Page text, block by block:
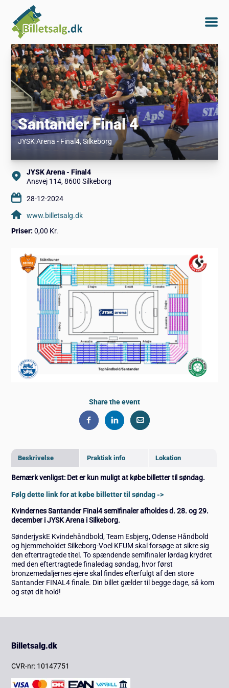
Santander Final 4
JYSK Arena - Final4, Silkeborg
Beskrivelse Praktisk info Lokation
Bemærk venligst: Det er kun muligt at købe billetter til søndag.
Følg dette link for at købe billetter til søndag ->
Kvindernes Santander Final4 semifinaler afholdes d. 28. og 29.
decemberi JYSK Arena i Silkeborg.
SønderjyskE Kvindehåndbold, Team Esbjerg, Odense Håndbold
og hjemmeholdet Silkeborg-Voel KFUM skal forsøge at sikre sig
den eftertragtede titel. To spændende semifinaler lørdag krydret
med den eftertragtede finaledag søndag, hvor først
bronzemedaljernes ejere skal findes efterfulgt af den store
Santander FINAL4 finale. Din billet gælder til begge dage, så kom
og støt dit hold!
JYSK Arena - Final4
Ansvej 114, 8600 Silkeborg
28-12-2024
www.billetsalg.dk
Priser: 0,00 Kr.
Share the event
Billetsalg.dk
CVR-nr: 10147751